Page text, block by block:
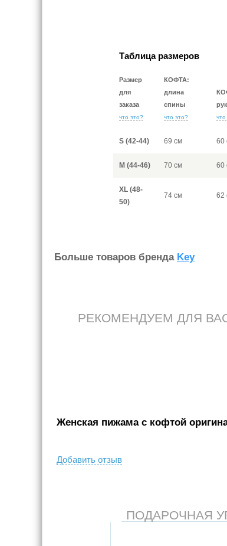
Таблица размеров
Размер
для
заказа
что это?
КОФТА:
длина
спины
что это? что
S (42-44) 69 см 60
M (44-46) 70 см 60
XL (48-
50)
74 см 62
Больше товаров бренда Key
РЕКОМЕНДУЕМ ДЛЯ
Женская пижама с кофтой
Добавить отзыв
ПОДАРОЧНАЯ